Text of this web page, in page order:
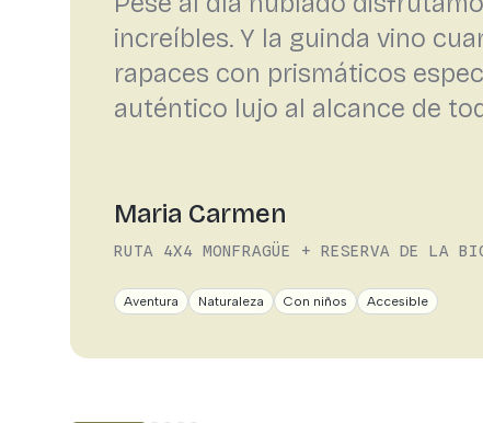
increíbles. Y la guinda vino
rapaces con prismáticos
auténtico lujo al alcance de
Maria Carmen
RUTA 4X4 MONFRAGÜE + RESERVA DE LA
Aventura Naturaleza Con niños Accesible